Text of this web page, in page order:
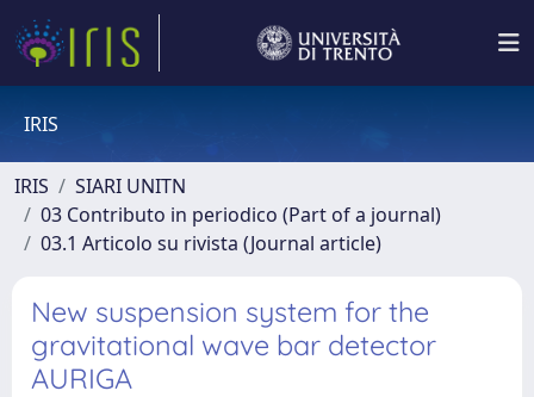
IRIS
IRIS
SIARI UNITN
03 Contributo in periodico (Part of a journal)
03.1 Articolo su rivista (Journal article)
New suspension system for the
gravitational wave bar detector
AURIGA